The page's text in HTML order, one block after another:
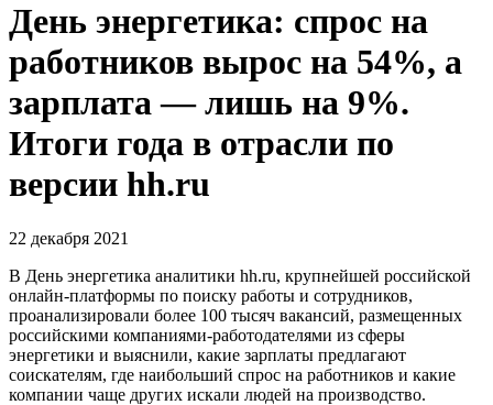
День энергетика: спрос на
работников вырос на 54%, а
зарплата — лишь на 9%.
Итоги года в отрасли по
версии hh.ru
22 декабря 2021
В День энергетика аналитики hh.ru, крупнейшей российской
онлайн-платформы по поиску работы и сотрудников,
проанализировали более 100 тысяч вакансий, размещенных
российскими компаниями-работодателями из сферы
энергетики и выяснили, какие зарплаты предлагают
соискателям, где наибольший спрос на работников и какие
компании чаще других искали людей на производство.